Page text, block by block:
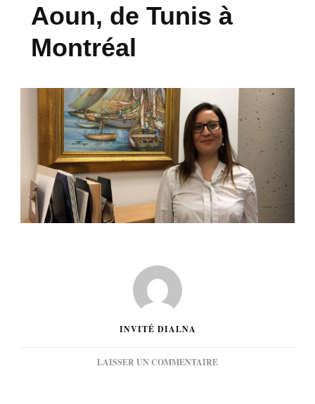
Aoun, de Tunis à
Montréal
INVITÉ DIALNA
LAISSER UN COMMENTAIRESUR